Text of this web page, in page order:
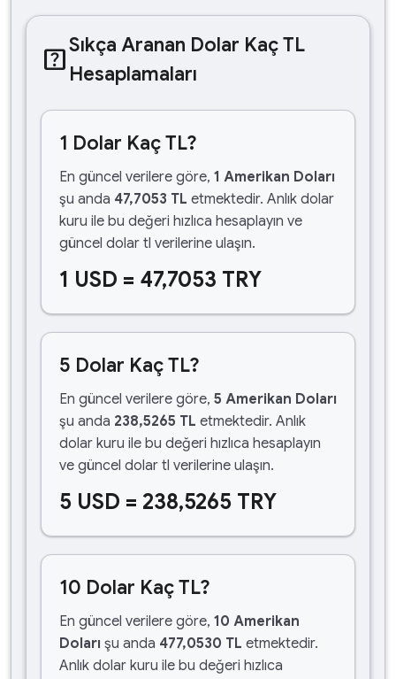
help_centerSıkça Aranan Dolar Kaç TL
Hesaplamaları
1 Dolar Kaç TL?
En güncel verilere göre, 1 Amerikan Doları
şu anda 47,7053 TL etmektedir. Anlık dolar
kuru ile bu değeri hızlıca hesaplayın ve
güncel dolar tl verilerine ulaşın.
1 USD = 47,7053 TRY
5 Dolar Kaç TL?
En güncel verilere göre, 5 Amerikan Doları
şu anda 238,5265 TL etmektedir. Anlık
dolar kuru ile bu değeri hızlıca hesaplayın
ve güncel dolar tl verilerine ulaşın.
5 USD = 238,5265 TRY
10 Dolar Kaç TL?
En güncel verilere göre, 10 Amerikan
Doları şu anda 477,0530 TL etmektedir.
Anlık dolar kuru ile bu değeri hızlıca